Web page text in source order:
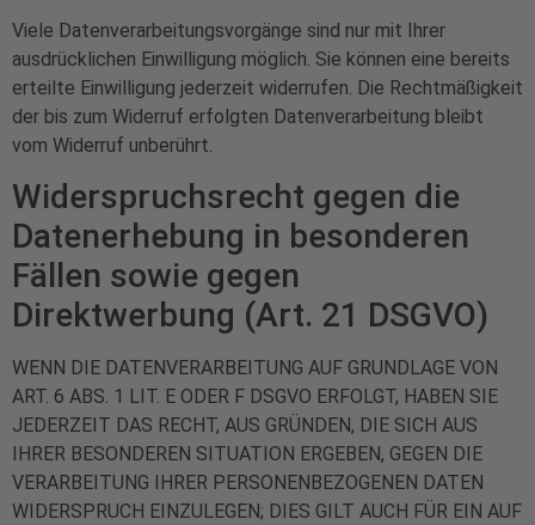
Viele Datenverarbeitungsvorgänge sind nur mit Ihrer
ausdrücklichen Einwilligung möglich. Sie können eine bereits
erteilte Einwilligung jederzeit widerrufen. Die Rechtmäßigkeit
der bis zum Widerruf erfolgten Datenverarbeitung bleibt
vom Widerruf unberührt.
Widerspruchsrecht gegen die
Datenerhebung in besonderen
Fällen sowie gegen
Direktwerbung (Art. 21 DSGVO)
WENN DIE DATENVERARBEITUNG AUF GRUNDLAGE VON
ART. 6 ABS. 1 LIT. E ODER F DSGVO ERFOLGT, HABEN SIE
JEDERZEIT DAS RECHT, AUS GRÜNDEN, DIE SICH AUS
IHRER BESONDEREN SITUATION ERGEBEN, GEGEN DIE
VERARBEITUNG IHRER PERSONENBEZOGENEN DATEN
WIDERSPRUCH EINZULEGEN; DIES GILT AUCH FÜR EIN AUF